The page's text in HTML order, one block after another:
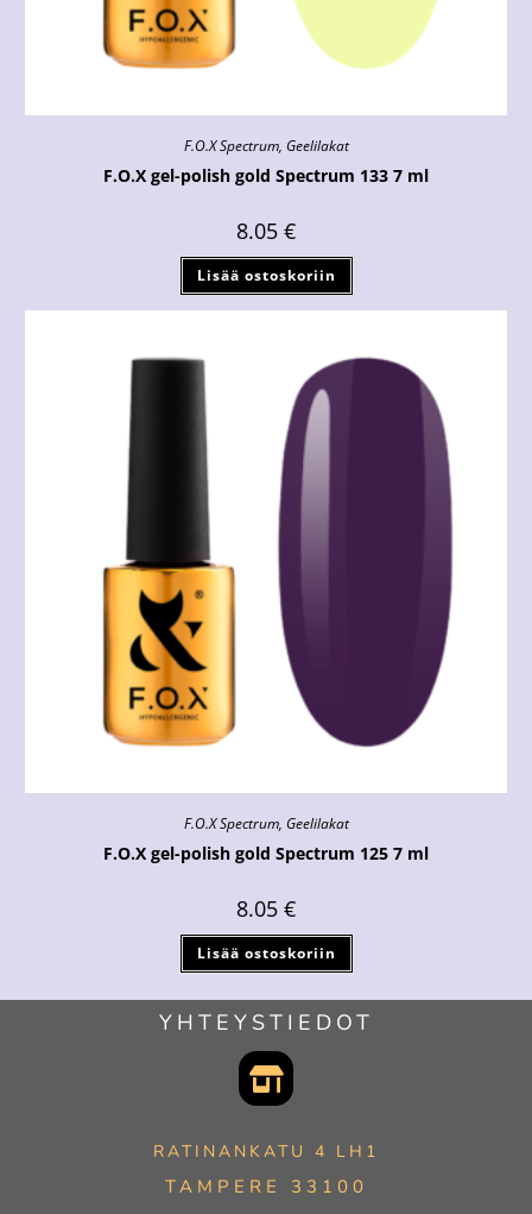
F.O.X Spectrum, Geelilakat
F.O.X gel-polish gold Spectrum 133 7 ml
8.05 €
Lisää ostoskoriin
F.O.X Spectrum, Geelilakat
F.O.X gel-polish gold Spectrum 125 7 ml
8.05 €
Lisää ostoskoriin
YHTEYSTIEDOT
RATINANKATU 4 LH1
TAMPERE 33100